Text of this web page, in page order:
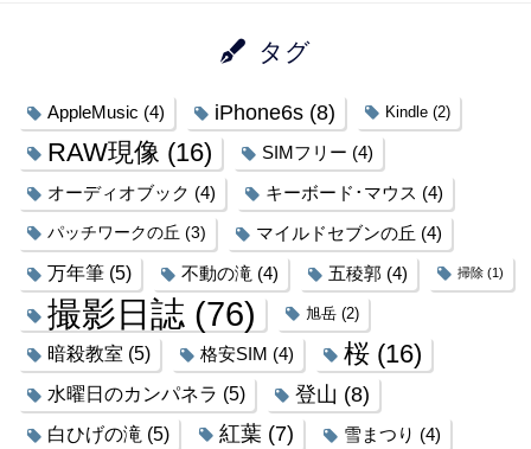
タグ
AppleMusic (4) iPhone6s (8) Kindle (2)
RAW現像 (16) SIMフリー (4)
オーディオブック (4) キーボード･マウス (4)
パッチワークの丘 (3) マイルドセブンの丘 (4)
万年筆 (5) 不動の滝 (4) 五稜郭 (4) 掃除 (1)
撮影日誌 (76) 旭岳 (2)
暗殺教室 (5) 格安SIM (4) 桜 (16)
水曜日のカンパネラ (5) 登山 (8)
白ひげの滝 (5) 紅葉 (7) 雪まつり (4)